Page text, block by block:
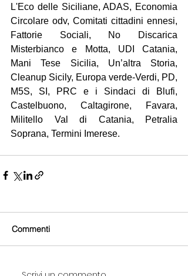
L'Eco delle Siciliane, ADAS, Economia
Circolare odv, Comitati cittadini ennesi,
Fattorie Sociali, No Discarica
Misterbianco e Motta, UDI Catania,
Mani Tese Sicilia, Un’altra Storia,
Cleanup Sicily, Europa verde-Verdi, PD,
M5S, SI, PRC e i Sindaci di Blufi,
Castelbuono, Caltagirone, Favara,
Militello Val di Catania, Petralia
Soprana, Termini Imerese.
Commenti